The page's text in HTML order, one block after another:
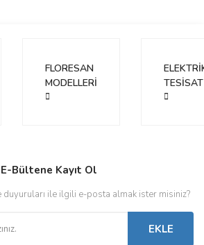
FLORESAN
MODELLERİ
TESİSAT
E-Bültene Kayıt Ol
duyuruları ile ilgili e-posta almak ister misiniz?
EKLE